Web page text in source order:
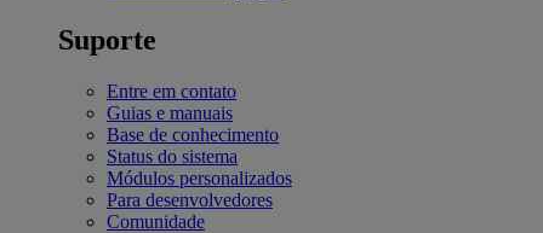
Suporte
Entre em contato
Guias e manuais
Base de conhecimento
Status do sistema
Módulos personalizados
Para desenvolvedores
Comunidade